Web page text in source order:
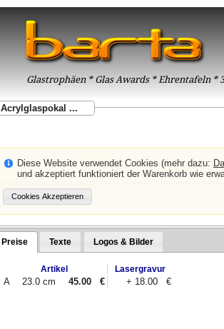
Glastrophäen * Glas Awards * Ehrentafeln *
Acrylglaspokal ...
Diese Website verwendet Cookies (mehr dazu:
und akzeptiert funktioniert der Warenkorb wie
Preise Texte Logos & Bilder
Artikel Lasergravur
A 23.0 cm 45.00 € + 18.00 €